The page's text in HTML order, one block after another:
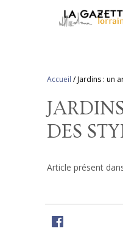
Accueil /Jardins : un
DES
Article présent